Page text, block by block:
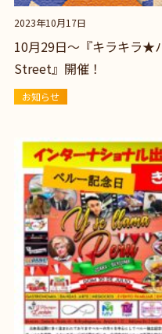
2023年10月17日
10月29日～『キラキラ★
Street』開催！
お知らせ